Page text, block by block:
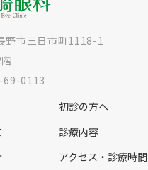
野市三日市町1118-1
69-0113
初診の方へ
診療内容
アクセス・診療時間